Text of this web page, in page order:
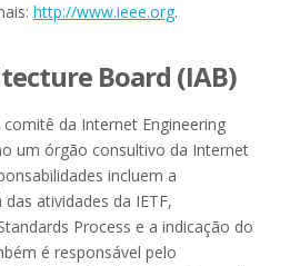
http://www.ieee.org.
Board (IAB)
da Internet Engineering
um órgão consultivo da Internet
incluem a
atividades da IETF,
Process e a indicação do
é responsável pelo